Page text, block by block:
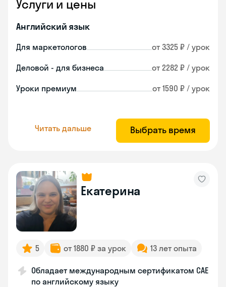
Услуги и цены
Английский язык
Для маркетологов от 3325 ₽ / урок
Деловой - для бизнеса от 2282 ₽ / урок
Уроки премиум от 1590 ₽ / урок
Читать дальше Выбрать время
Екатерина
5 от 1880 ₽ за урок 13 лет опыта
Обладает международным сертификатом CAE
по английскому языку